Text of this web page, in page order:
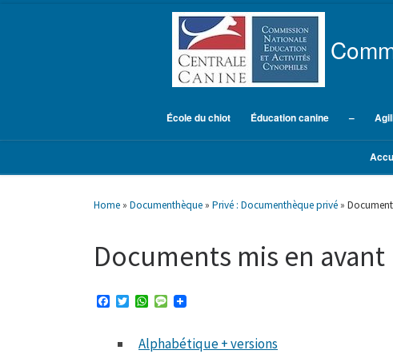
École du chiot Éducation canine –
Home » Documenthèque » Privé : Documenthèque privé »
Documents mis en avant
T
W
t
s
M
s
a
Alphabétique + versions